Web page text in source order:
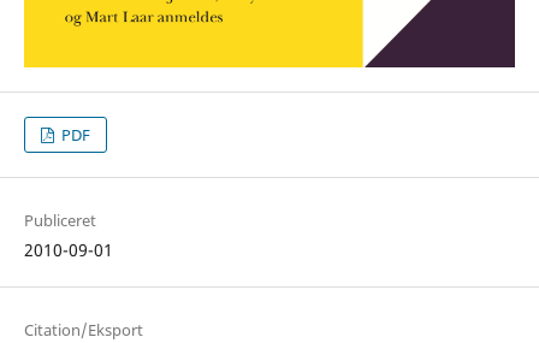
PDF
Publiceret
2010-09-01
Citation/Eksport